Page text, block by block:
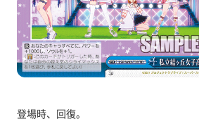
登場時、回復。